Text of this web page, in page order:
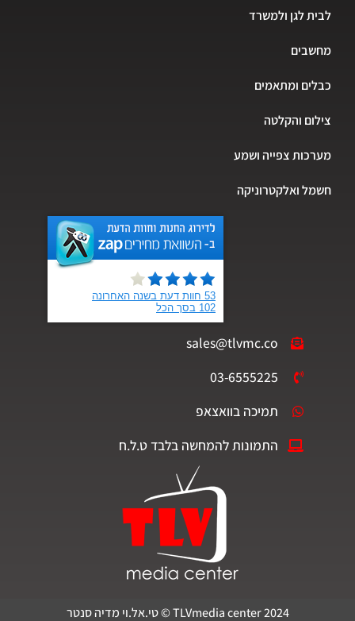
לבית לגן ולמשרד
מחשבים
כבלים ומתאמים
צילום והקלטה
מערכות צפייה ושמע
חשמל ואלקטרוניקה
sales@tlvmc.co
03-6555225
תמיכה בוואצאפ
התמונות להמחשה בלבד ט.ל.ח
TLVmedia center 2024 © טי.אל.וי מדיה סנטר